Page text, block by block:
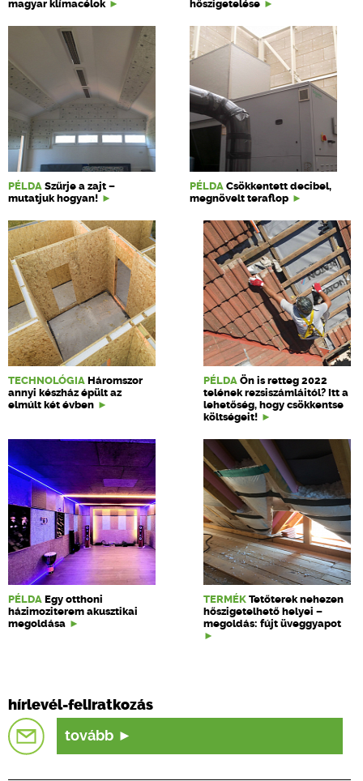
magyar klímacélok hőszigetelése
PÉLDA Szűrje a zajt –
mutatjuk hogyan!
PÉLDA Csökkentett decibel,
megnövelt teraflop
TECHNOLÓGIA Háromszor
annyi készház épült az
elmúlt két évben
PÉLDA Ön is retteg 2022
telének rezsiszámláitól? Itt a
lehetőség, hogy csökkentse
költségeit!
PÉLDA Egy otthoni
házimoziterem akusztikai
megoldása
TERMÉK Tetőterek nehezen
hőszigetelhető helyei –
megoldás: fújt üveggyapot
hírlevél-feliratkozás
tovább